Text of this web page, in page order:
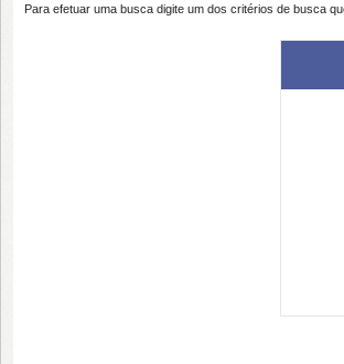
Para efetuar uma busca digite um dos critérios de busca